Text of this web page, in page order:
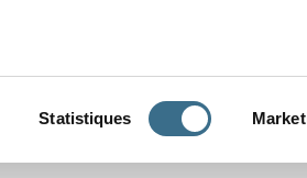
Statistiques